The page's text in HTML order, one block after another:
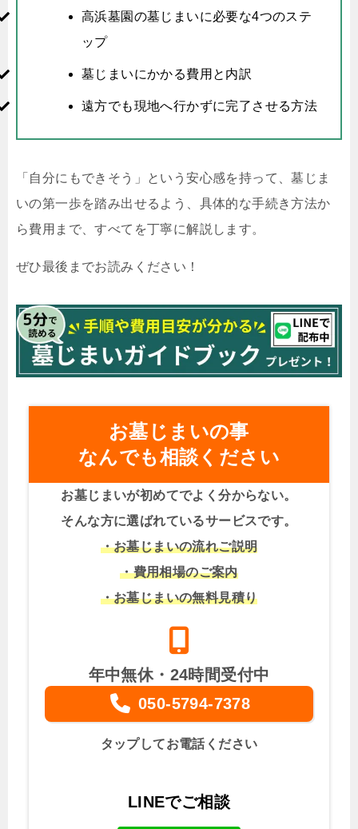
高浜墓園の墓じまいに必要な4つのステ
ップ
墓じまいにかかる費用と内訳
遠方でも現地へ行かずに完了させる方法
「自分にもできそう」という安心感を持って、墓じま
いの第一歩を踏み出せるよう、具体的な手続き方法か
ら費用まで、すべてを丁寧に解説します。
ぜひ最後までお読みください！
お墓じまいの事
なんでも相談ください
お墓じまいが初めてでよく分からない。
そんな方に選ばれているサービスです。
・お墓じまいの流れご説明
・費用相場のご案内
・お墓じまいの無料見積り
年中無休・24時間受付中
050-5794-7378
タップしてお電話ください
LINEでご相談